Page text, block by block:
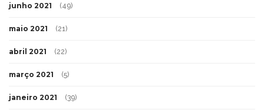
junho 2021 (49)
maio 2021 (21)
abril 2021 (22)
março 2021 (5)
janeiro 2021 (39)